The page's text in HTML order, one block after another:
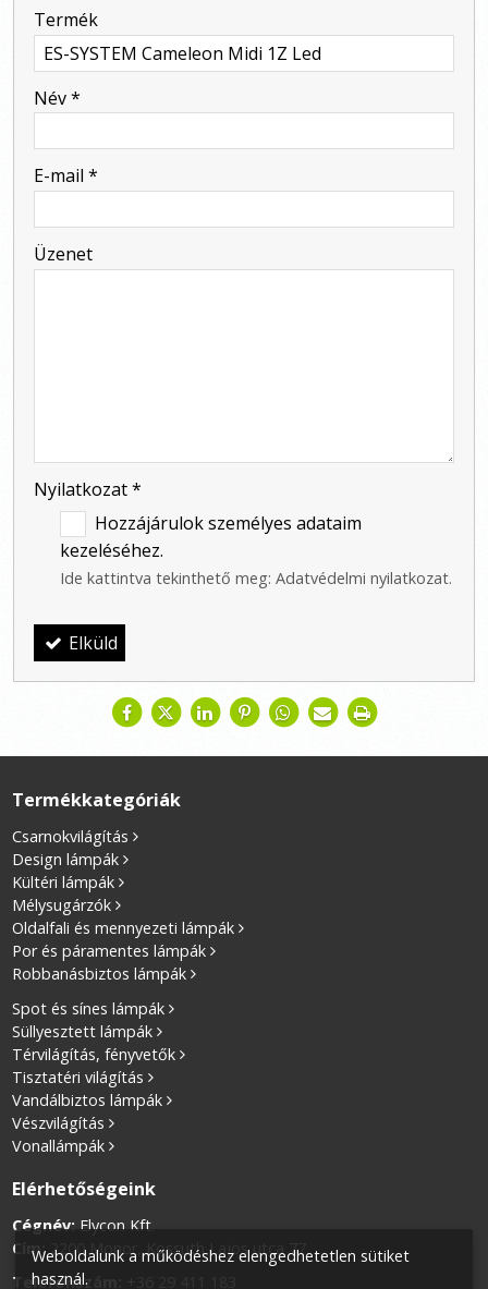
-
Termék
Név*
E-mail *
Üzenet
Nyilatkozat*
Hozzájárulok személyes adataim
kezeléséhez.
Ide kattintva tekinthető meg: Adatvédelmi nyilatkozat.
Elküld
Termékkategóriák
Csarnokvilágítás
Design lámpák
Kültéri lámpák
Mélysugárzók
Oldalfali és mennyezeti lámpák
Por és páramentes lámpák
Robbanásbiztos lámpák
Spot és sínes lámpák
Süllyesztett lámpák
Térvilágítás, fényvetők
Tisztatéri világítás
Vandálbiztos lámpák
Vészvilágítás
Vonallámpák
Elérhetőségeink
Cégnév:Elycon Kft.
Cím:2200 Monor, Kossuth Lajos utca 77.
Telefonszám:
Weboldalunk a működéshez elengedhetetlen sütiket
használ.